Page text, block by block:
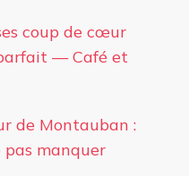
coup de cœur
— Café et
de Montauban :
pas manquer